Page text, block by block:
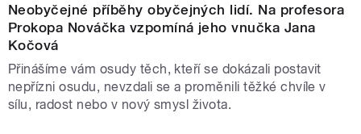
Neobyčejné příběhy obyčejných lidí. Na profesora
Prokopa Nováčka vzpomíná jeho vnučka Jana
Kočová
Přinášíme vám osudy těch, kteří se dokázali postavit
nepřízni osudu, nevzdali se a proměnili těžké chvíle v
sílu, radost nebo v nový smysl života.